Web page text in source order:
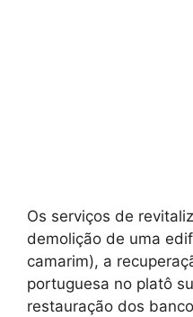
Os serviços de
demolição de uma
camarim), a
portuguesa no platô
restauração dos